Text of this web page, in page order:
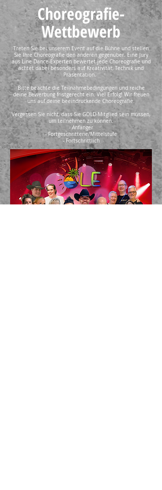
Choreografie-
Wettbewerb
Treten Sie bei unserem Event auf die Bühne und stellen
Sie Ihre Choreografie den anderen gegenüber. Eine Jury
aus Line Dance-Experten bewertet jede Choreografie und
achtet dabei besonders auf Kreativität, Technik und
Präsentation.
Bitte beachte die Teilnahmebedingungen und reiche
deine Bewerbung fristgerecht ein. Viel Erfolg! Wir freuen
uns auf deine beeindruckende Choreografie.
Vergessen Sie nicht, dass Sie GOLD-Mitglied sein müssen,
um teilnehmen zu können.
- Anfänger
- Fortgeschrittene/Mittelstufe
- Fortschrittlich